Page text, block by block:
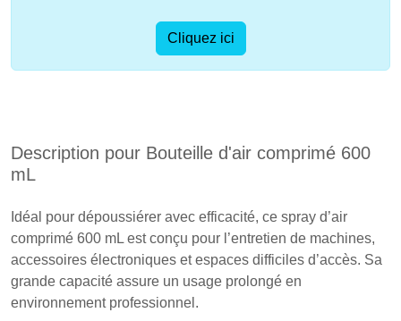
Cliquez ici
Description pour Bouteille d'air comprimé 600
mL
Idéal pour dépoussiérer avec efficacité, ce spray d’air
comprimé 600 mL est conçu pour l’entretien de machines,
accessoires électroniques et espaces difficiles d’accès. Sa
grande capacité assure un usage prolongé en
environnement professionnel.